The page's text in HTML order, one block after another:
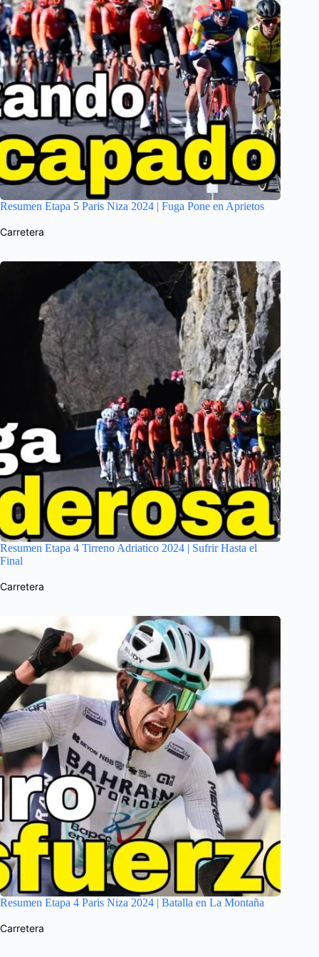
Resumen Etapa 5 Paris Niza 2024 | Fuga Pone en Aprietos
Carretera
Resumen Etapa 4 Tirreno Adriatico 2024 | Sufrir Hasta el
Final
Carretera
Resumen Etapa 4 Paris Niza 2024 | Batalla en La Montaña
Carretera